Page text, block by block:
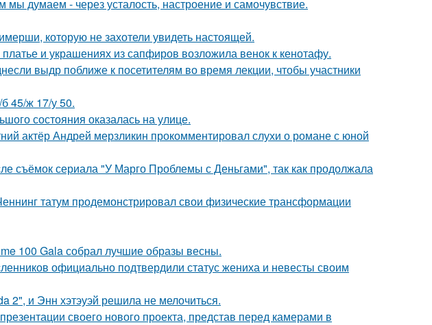
мы думаем - через усталость, настроение и самочувствие.
которую не захотели увидеть настоящей.
и украшениях из сапфиров возложила венок к кенотафу.
выдр поближе к посетителям во время лекции, чтобы участники
45/ж 17/у 50.
состояния оказалась на улице.
актёр Андрей мерзликин прокомментировал слухи о романе с юной
съёмок сериала "У Марго Проблемы с Деньгами", так как продолжала
татум продемонстрировал свои физические трансформации
100 Gala собрал лучшие образы весны.
официально подтвердили статус жениха и невесты своим
2", и Энн хэтэуэй решила не мелочиться.
своего нового проекта, представ перед камерами в